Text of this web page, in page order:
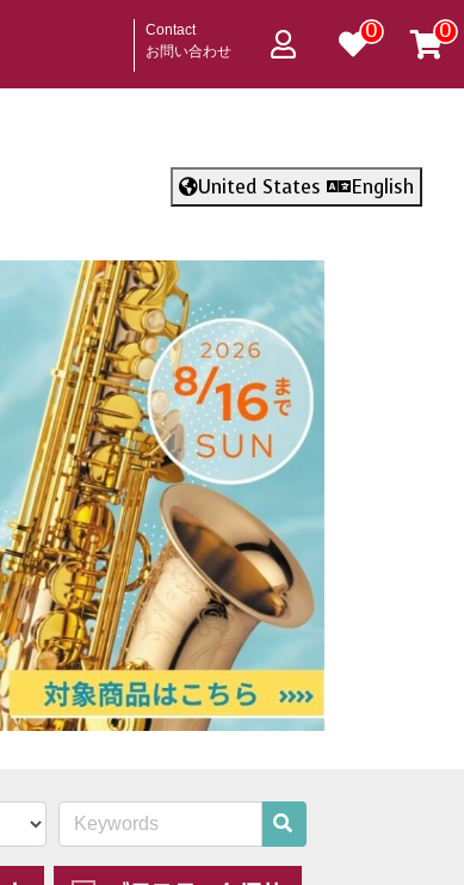
Contact
お問い合わせ
0 0
United States English